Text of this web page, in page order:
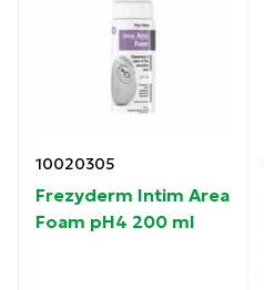
10020305
Frezyderm Intim Area
Foam pH4 200 ml